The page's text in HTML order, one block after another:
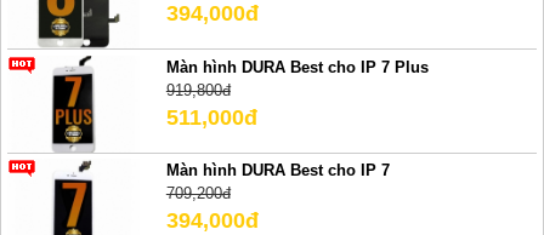
394,000đ
Màn hình DURA Best cho IP 7 Plus
919,800đ
511,000đ
Màn hình DURA Best cho IP 7
709,200đ
394,000đ